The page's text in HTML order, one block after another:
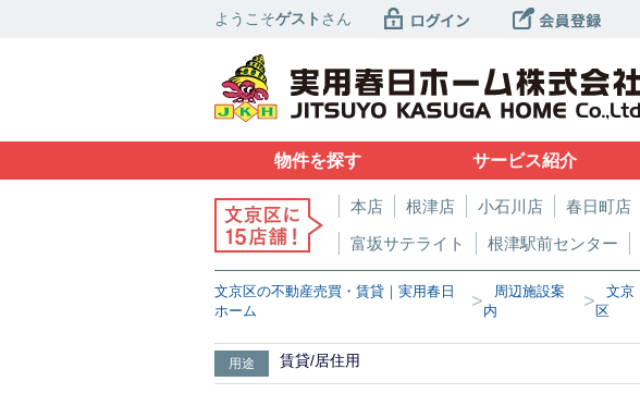
ようこそゲスト さん
物件を探す サービス紹介
本店 根津店 小石川店 春日町店
富坂サテライト
根津駅前センター
文京区の不動産売買・賃貸｜実用春日
ホーム
>
周辺施設案
内
>
文京
区
用途 賃貸/居住用